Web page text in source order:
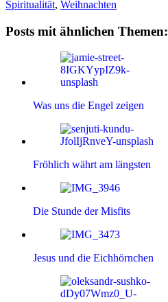
Spiritualität, Weihnachten
Posts mit ähnlichen Themen:
Was uns die Engel zeigen
Fröhlich währt am längsten
Die Stunde der Misfits
Jesus und die Eichhörnchen